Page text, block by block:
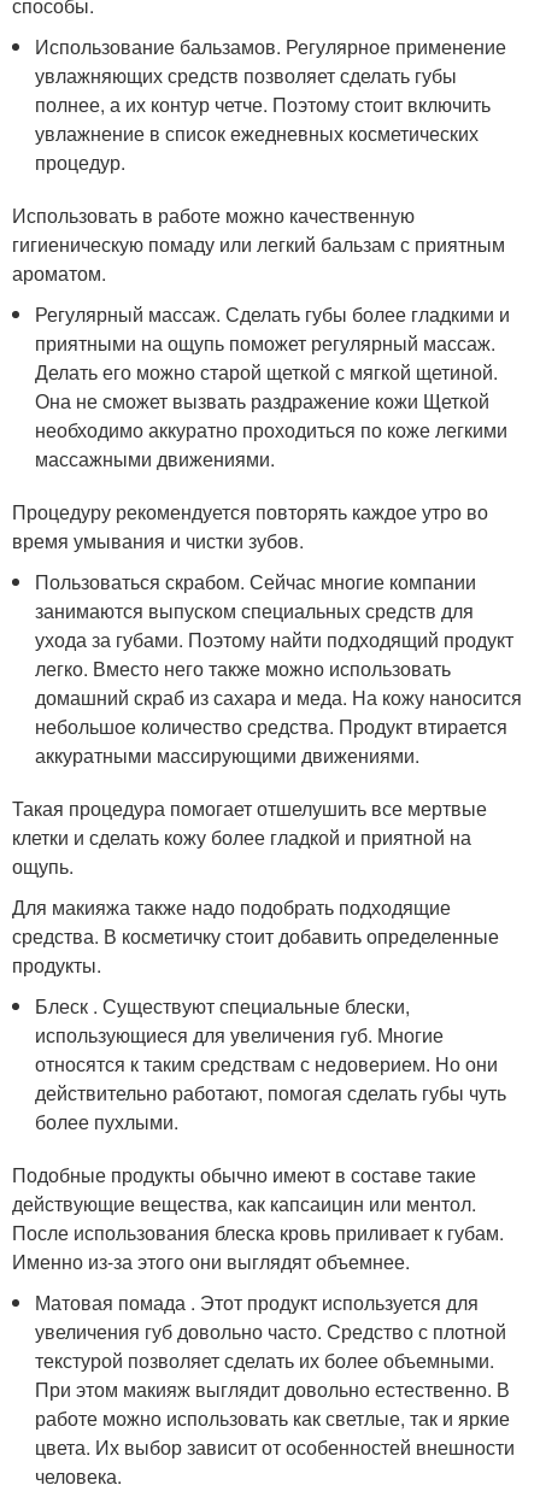
Использование бальзамов. Регулярное применение
увлажняющих средств позволяет сделать губы
полнее, а их контур четче. Поэтому стоит включить
увлажнение в список ежедневных косметических
процедур.
Использовать в работе можно качественную
гигиеническую помаду или легкий бальзам с приятным
ароматом.
Регулярный массаж. Сделать губы более гладкими и
приятными на ощупь поможет регулярный массаж.
Делать его можно старой щеткой с мягкой щетиной.
Она не сможет вызвать раздражение кожи Щеткой
необходимо аккуратно проходиться по коже легкими
массажными движениями.
Процедуру рекомендуется повторять каждое утро во
время умывания и чистки зубов.
Пользоваться скрабом. Сейчас многие компании
занимаются выпуском специальных средств для
ухода за губами. Поэтому найти подходящий продукт
легко. Вместо него также можно использовать
домашний скраб из сахара и меда. На кожу наносится
небольшое количество средства. Продукт втирается
аккуратными массирующими движениями.
Такая процедура помогает отшелушить все мертвые
клетки и сделать кожу более гладкой и приятной на
ощупь.
Для макияжа также надо подобрать подходящие
средства. В косметичку стоит добавить определенные
продукты.
Блеск . Существуют специальные блески,
использующиеся для увеличения губ. Многие
относятся к таким средствам с недоверием. Но они
действительно работают, помогая сделать губы чуть
более пухлыми.
Подобные продукты обычно имеют в составе такие
действующие вещества, как капсаицин или ментол.
После использования блеска кровь приливает к губам.
Именно из-за этого они выглядят объемнее.
Матовая помада . Этот продукт используется для
увеличения губ довольно часто. Средство с плотной
текстурой позволяет сделать их более объемными.
При этом макияж выглядит довольно естественно. В
работе можно использовать как светлые, так и яркие
цвета. Их выбор зависит от особенностей внешности
человека.